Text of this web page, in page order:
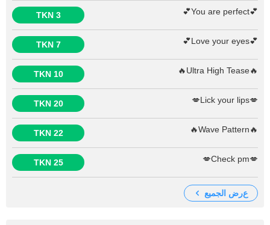
💕You are perfect💕
3 TKN
💕Love your eyes💕
7 TKN
🔥Ultra High Tease🔥
10 TKN
💋Lick your lips💋
20 TKN
🔥Wave Pattern🔥
22 TKN
💋Check pm💋
25 TKN
عرض الجميع